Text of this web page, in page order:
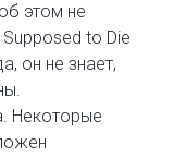
этом не
to Die
он не знает,
Некоторые